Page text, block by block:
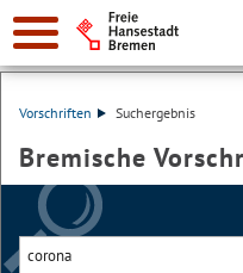
Vorschriften Suchergebnis
Bremische